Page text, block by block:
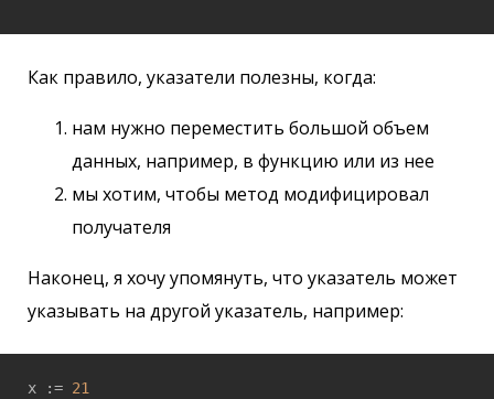
Как правило, указатели полезны, когда:
нам нужно переместить большой объем
данных, например, в функцию или из нее
мы хотим, чтобы метод модифицировал
получателя
Наконец, я хочу упомянуть, что указатель может
указывать на другой указатель, например:
x := 21